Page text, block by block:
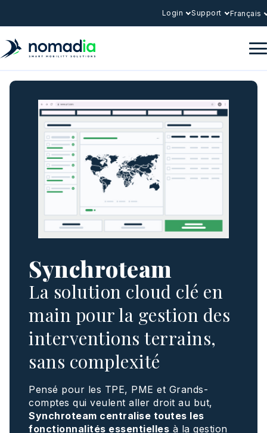
Login Support Français
Synchroteam
La solution cloud clé en
main pour la gestion des
interventions terrains,
sans complexité
Pensé pour les TPE, PME et Grands-
comptes qui veulent aller droit au but,
Synchroteam centralise toutes les
fonctionnalités essentielles à la gestion